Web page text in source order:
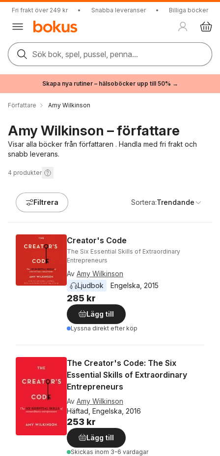
Fri frakt över 249 kr • Snabba leveranser • Billiga böcker
Sök bok, spel, pussel, penna...
Skapa nya rutiner – hälsoböcker upp till 50% →
Författare Amy Wilkinson
Amy Wilkinson – författare
Visar alla böcker från författaren . Handla med fri frakt och
snabb leverans.
4 produkter
Filtrera Sortera:Trendande
Creator's Code
The Six Essential Skills of Extraordinary
Entrepreneurs
Av Amy Wilkinson
Ljudbok
Engelska 2015
285 kr
Lägg till
Lyssna direkt efter köp
The Creator's Code: The Six
Essential Skills of Extraordinary
Entrepreneurs
Av Amy Wilkinson
Häftad, Engelska, 2016
253 kr
Lägg till
Skickas inom 3-6 vardagar